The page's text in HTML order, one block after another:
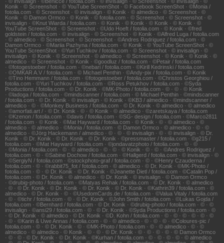
Konik · © Screenshot · © YouTube ScreenShot · © Facebook ScreenShot · ©Monia /
fotolia.com · © Screenshot · © invisalign · © Konik · © almedico · © Screenshot · ©
Konik · © Damon Ormco · © Konik · © fotolia.com · © Screenshot · © Screenshot · ©
invisalign · ©Knut Wiarda / fotolia.com · © Konik · © Konik · © Konik · © Konik · ©
YouTube ScreenShot · © Screenshot · ©Udo Hoeft / fotolia.com · © Konik · ©fred
goldstein / fotolia.com · © invisalign · © Screenshot · © Konik · ©Alfred Luga / fotolia.com
· © almedico · © Screenshot · © Screenshot · ©Andres Rodriguez / fotolia.com · ©
Damon Ormco · ©Mariia Pazhyna / fotolia.com · © Konik · © YouTube ScreenShot · ©
YouTube ScreenShot · ©Yuri Tuchkov / fotolia.com · © Screenshot · © invisalign · ©
invisalign · © Konik · © Screenshot · © almedico · © Screenshot · © Konik · © Konik · ©
almedico · © Screenshot · © Konik · ©goodluz / fotolia.com · ©Petair / fotolia.com
· ©fotogestoeber / fotolia.com · ©nebari / fotolia.com · ©Kirill Kedrinski / fotolia.com
· ©OMKAR A.V / fotolia.com · © Michael Penthin · ©Andy-pix / fotolia.com · © Konik
· ©Tino Hemmann / fotolia.com · ©fotogestoeber / fotolia.com · ©Christos Georghiou /
fotolia.com · ©Yuri Tuchkov / fotolia.com · ©Ross Petukhov / fotolia.com · ©Syda
Productions / fotolia.com · © Dr. Konik · ©MK-Photo / fotolia.com · © · © · © Konik
· ©ladoga / fotolia.com · ©mindscanner / fotolia.com · © Michael Penthin · ©mindscanner
/ fotolia.com · © Dr. Konik · © invisalign · © Konik · ©KB3 / almedico · ©mindscanner /
almedico · © · ©Monkey Business / fotolia.com · © Dr. Konik · © almedico · © almedico
· ©amorfati.art / · © Dr. Konik · © · © Konik · © almedico · ©zaretskaya / fotolia.com
· ©Kzenon / fotolia.com · ©davis / fotolia.com · ©SG- design / fotolia.com · ©Marco2811
/ fotolia.com · © Konik · ©Mat Hayward / fotolia.com · © Konik · © · © almedico · ©
almedico · © almedico · ©Monia / fotolia.com · © Damon Ormco · © almedico · © · ©
almedico · ©Jörg Hackemann / almedico · © · © · © invisalign · © · © invisalign · © Dr.
Konik · © Dr. Konik · © Dr. Konik · © Dr. Konik · ©pressmaster / fotolia.com · ©g215 /
fotolia.com · ©Mat Hayward / fotolia.com · ©jondavatzphoto / fotolia.com · © · ©
· ©Monia / fotolia.com · © · © almedico · © · © · © Konik · © · © · ©Andres Rodriguez /
fotolia.com · © · ©Sabine Dochow / fotolia.com · ©Hallgerd / fotolia.com · © invisalign · ©
· ©SergiyN / fotolia.com · ©stockphoto-graf / fotolia.com · © · ©Henry Czauderna /
fotolia.com · © · ©rabbit75_fot / fotolia.com · © almedico · © Dr. Konik · ©MK-Photo /
fotolia.com · © · © Dr. Konik · © Dr. Konik · ©Jeanette Dietl / fotolia.com · ©Catalin Pop /
fotolia.com · © Dr. Konik · © almedico · © Dr. Konik · © invisalign · © Damon Ormco
· ©drubig-photo / fotolia.com · ©Matyas Rehak / fotolia.com · © Dr. Konik · © almedico
· © · © Dr. Konik · © Dr. Konik · © Dr. Konik · © Dr. Konik · ©Kathrin39 / fotolia.com · ©
almedico · © Dr. Konik · © · ©UsedomCards.de / fotolia.com · ©Valua Vitaly / fotolia.com
· © · ©tichr / fotolia.com · © · © Dr. Konik · ©John Smith / fotolia.com · ©Lukas Gojda /
fotolia.com · ©Bernhard / fotolia.com · © Dr. Konik · ©drubig-photo / fotolia.com · © · ©
invisalign · ©ansi29 / fotolia.com · © · © Dr. Konik · ©Syda Productions / fotolia.com · ©
· © Dr. Konik · © almedico · © Dr. Konik · ©D. Kohn / fotolia.com · © · © · © · © · © · ©
· © · ©Karin & Uwe Annas / fotolia.com · © · © almedico · © · © · © · ©Coloures-pic /
fotolia.com · © · © Dr. Konik · © · ©MK-Photo / fotolia.com · © · © almedico · © · ©
almedico · © almedico · © Konik · © · © · © Dr. Konik · © · © · © · © · © Damon Ormco
· © · © · © Dr. Konik · © Dr. Konik · ©Kurhan / fotolia.com · © · © · © · © · © almedico